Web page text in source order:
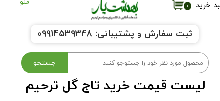
جستجو
۰ خرید
خروج از حساب کاربری
ثبت سفارش و پشتیبانی: 09914539348
لیست قیمت خرید تاج گل ترحیم